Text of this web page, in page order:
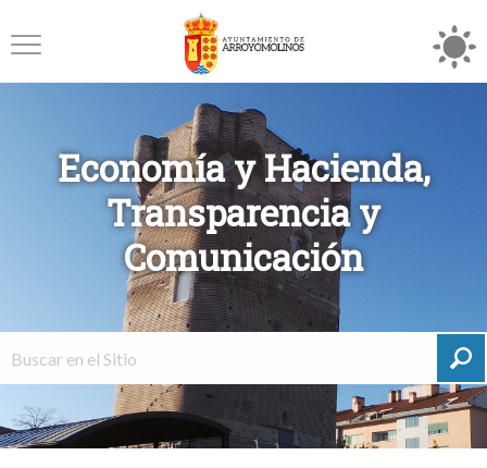
Economía y Hacienda,
Transparencia y
Comunicación